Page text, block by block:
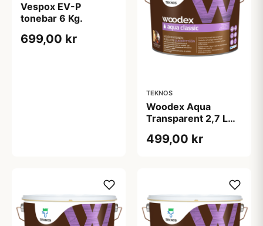
Vespox EV-P
tonebar 6 Kg.
699,00 kr
TEKNOS
Woodex Aqua
Transparent 2,7 L
499,00 kr